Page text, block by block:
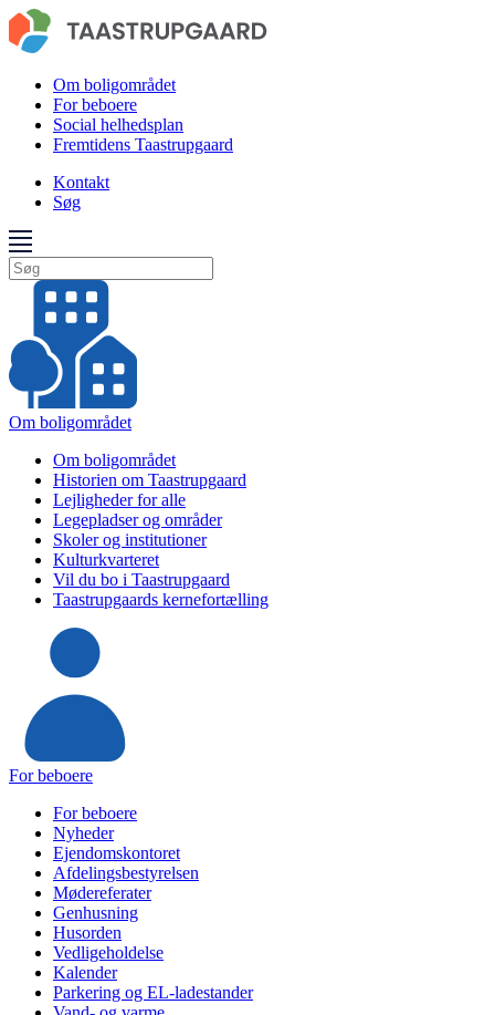
Om boligområdet
For beboere
Social helhedsplan
Fremtidens Taastrupgaard
Kontakt
Søg
Om boligområdet
Om boligområdet
Historien om Taastrupgaard
Lejligheder for alle
Legepladser og områder
Skoler og institutioner
Kulturkvarteret
Vil du bo i Taastrupgaard
Taastrupgaards kernefortælling
For beboere
For beboere
Nyheder
Ejendomskontoret
Afdelingsbestyrelsen
Mødereferater
Genhusning
Husorden
Vedligeholdelse
Kalender
Parkering og EL-ladestander